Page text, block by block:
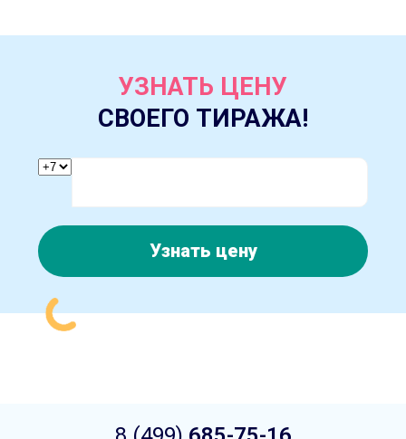
УЗНАТЬ ЦЕНУ
СВОЕГО ТИРАЖА!
Узнать цену